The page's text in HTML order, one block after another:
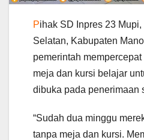
Pihak SD Inpres 23
Selatan, Kabupaten
pemerintah
meja dan kursi belajar
dibuka pada penerimaan
“Sudah dua minggu
tanpa meja dan kursi.